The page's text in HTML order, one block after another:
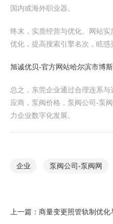
国内或海外职业器。
终末，实质经营与优化。网站
优化，提高搜索引擎名次，眩惑
旭诚优贝-官方网站哈尔滨市博
总之，东莞企业通过合理连系
应商，泵阀价格，泵阀公司-泵
力企业数字化发展。
企业 泵阀公司-泵阀网
上一篇： 商量变更照管轨制优化